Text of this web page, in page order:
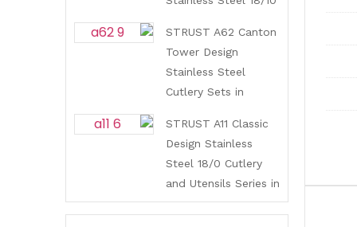
Series for Family
STRUST A62 Canton
Tower Design
Stainless Steel
Cutlery Sets in
Polished
STRUST A11 Classic
Design Stainless
Steel 18/0 Cutlery
and Utensils Series in
Stocked